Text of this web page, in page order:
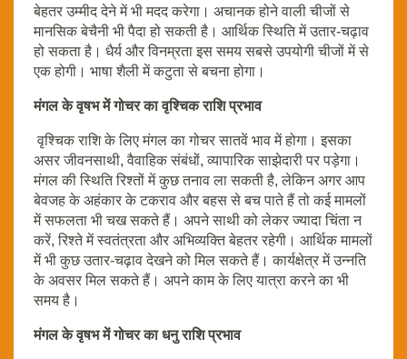
बेहतर उम्मीद देने में भी मदद करेगा। अचानक होने वाली चीजों से
मानसिक बेचैनी भी पैदा हो सकती है। आर्थिक स्थिति में उतार-चढ़ाव
हो सकता है। धैर्य और विनम्रता इस समय सबसे उपयोगी चीजों में से
एक होगी। भाषा शैली में कटुता से बचना होगा।
मंगल के वृषभ में गोचर का वृश्चिक राशि प्रभाव
वृश्चिक राशि के लिए मंगल का गोचर सातवें भाव में होगा। इसका
असर जीवनसाथी, वैवाहिक संबंधों, व्यापारिक साझेदारी पर पड़ेगा।
मंगल की स्थिति रिश्तों में कुछ तनाव ला सकती है, लेकिन अगर आप
बेवजह के अहंकार के टकराव और बहस से बच पाते हैं तो कई मामलों
में सफलता भी चख सकते हैं। अपने साथी को लेकर ज्यादा चिंता न
करें, रिश्ते में स्वतंत्रता और अभिव्यक्ति बेहतर रहेगी। आर्थिक मामलों
में भी कुछ उतार-चढ़ाव देखने को मिल सकते हैं। कार्यक्षेत्र में उन्नति
के अवसर मिल सकते हैं। अपने काम के लिए यात्रा करने का भी
समय है।
मंगल के वृषभ में गोचर का धनु राशि प्रभाव